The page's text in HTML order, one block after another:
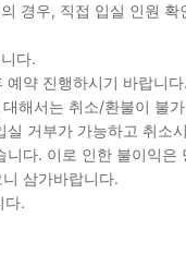
경우, 직접 입실 인원 확
다.
예약 진행하시기 바랍니다.
해서는 취소/환불이 불
거부가 가능하고 취소
다. 이로 인한 불이익은
삼가바랍니다.
다.